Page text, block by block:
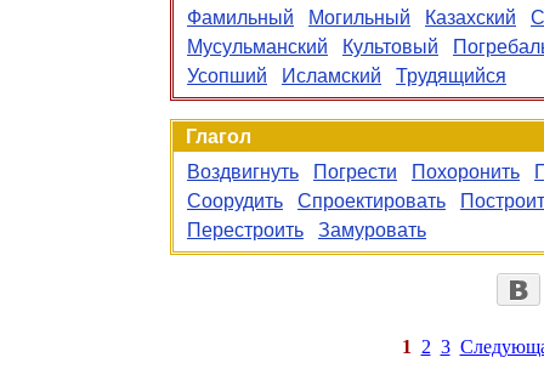
Фамильный
Могильный Казахский
Мусульманский
Культовый
Усопший
Исламский Трудящийся
Глагол
Воздвигнуть
Погрести Похоронить
Соорудить
Спроектировать
Перестроить
Замуровать
1 2 3